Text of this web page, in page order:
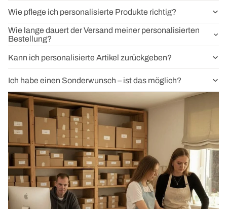
Wie pflege ich personalisierte Produkte richtig?
Wie lange dauert der Versand meiner personalisierten
Bestellung?
Kann ich personalisierte Artikel zurückgeben?
Ich habe einen Sonderwunsch – ist das möglich?